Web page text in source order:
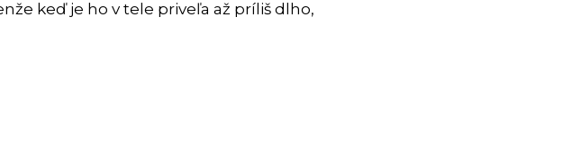
keď je ho v tele priveľa až príliš dlho,